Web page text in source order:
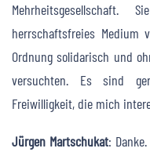
herrschaftsfreies
Ordnung solidarisch und
versuchten. Es sind
Freiwilligkeit, die mich
Jürgen Martschukat: